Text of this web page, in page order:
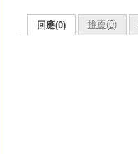
回應(0) 推薦(0)